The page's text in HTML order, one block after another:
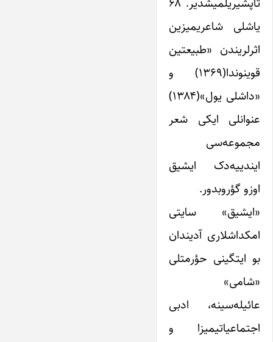
یاشلی شاعریمیزین
اثرلریندن «طبیعتین
قوینوندا(۱۳۶۹) و
«داشلی یول»(۱۳۸۴)
عنوانلی ایکی شعر
مجموعه‌سی
ایندییه‌دک ایشیق
اوزو گؤروبدور.
«ایشیق» سایتی
امکداشلاری آدیندان
بو ایتگینی حؤرمتلی
«شامی»
عائیله‌سینه، ادبی
اجتماعیاتیمیزا و